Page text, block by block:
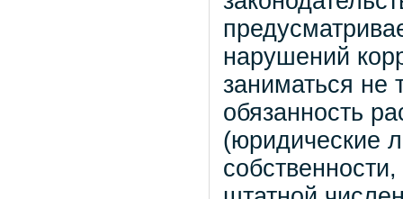
нарушений
заниматься не
обязанность
(юридические